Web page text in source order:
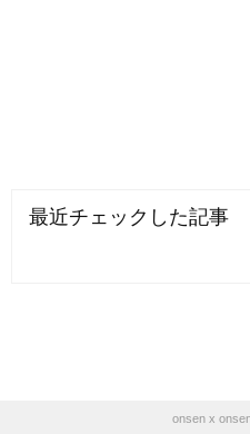
最近チェックした記事
onsen x